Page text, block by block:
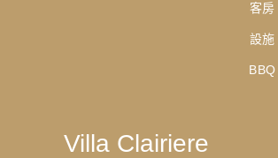
客房
設施
BBQ
Villa Clairiere